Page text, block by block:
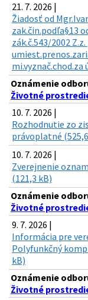
21. 7. 2026 |
Žiadosť od
zak.čin.podľa§13
zák.č.543/2002
mi.vyznač.chod.za
Oznámenie
Životné
10. 7. 2026 |
Rozhodnutie zo
právoplatné
10. 7. 2026 |
Zverejnenie
(121,3 kB)
Oznámenie
Životné
9. 7. 2026 |
Informácia pre
Polyfunkčný
kB)
Oznámenie
Životné